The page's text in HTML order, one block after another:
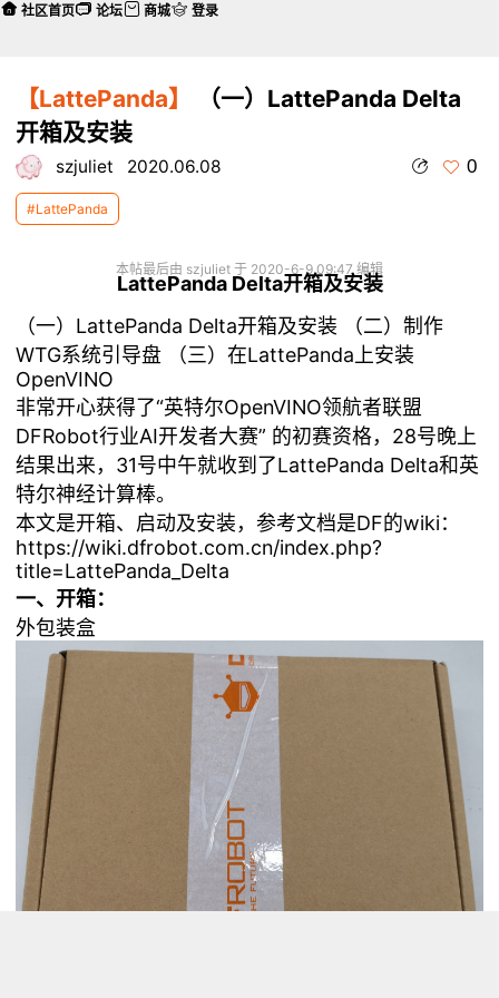
【LattePanda】
（一）LattePanda Delta
开箱及安装
szjuliet 2020.06.08 0
#LattePanda
本帖最后由 szjuliet 于 2020-6-9 09:47 编辑
LattePanda Delta开箱及安装
（一）LattePanda Delta开箱及安装
（二）制作
WTG系统引导盘
（三）在LattePanda上安装
OpenVINO
非常开心获得了“英特尔OpenVINO领航者联盟
DFRobot行业AI开发者大赛” 的初赛资格，28号晚上
结果出来，31号中午就收到了LattePanda Delta和英
特尔神经计算棒。
本文是开箱、启动及安装，参考文档是DF的wiki：
https://wiki.dfrobot.com.cn/index.php?
title=LattePanda_Delta
一、开箱：
外包装盒
社区首页 论坛 商城 登录